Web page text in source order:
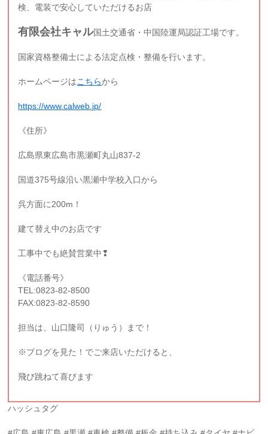
検、電装で安心していただけるお店
有限会社キャル国土交通省・中国陸運局認証工場です。
国家資格整備士による法定点検・整備を行います。
ホームページはこちらから
https://www.calweb.jp/
《住所》
広島県東広島市黒瀬町丸山837-2
国道375号線沿い黒瀬中学校入口から
呉方面に200m！
建て替え中のお店です
工事中でも絶賛営業中❢
《電話番号》
TEL:0823-82-8500
FAX:0823-82-8590
担当は、山口隆司（りゅう）まで！
※ブログを見た！でご来店いただけると、
飛び跳ねて喜びます
ハッシュタグ